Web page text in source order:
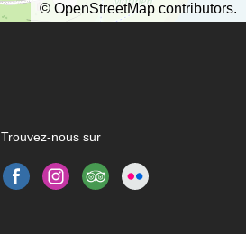
Trouvez-nous sur
© OpenStreetMap contributors.